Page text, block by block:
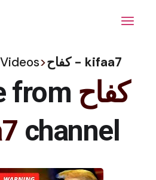
Videos> كفاح - kifaa7
from كفاح
channel